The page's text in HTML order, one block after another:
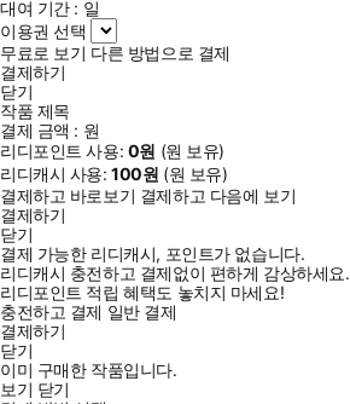
대여 기간 : 일
이용권 선택
무료로 보기 다른 방법으로 결제
결제하기
닫기
작품 제목
결제 금액 : 원
리디포인트 사용: 0원 (원 보유)
리디캐시 사용:100원 (원 보유)
결제하고 바로보기 결제하고 다음에 보기
결제하기
닫기
결제 가능한 리디캐시, 포인트가 없습니다.
리디캐시 충전하고 결제없이 편하게 감상하세요.
리디포인트 적립 혜택도 놓치지 마세요!
충전하고 결제 일반 결제
결제하기
닫기
이미 구매한 작품입니다.
보기 닫기